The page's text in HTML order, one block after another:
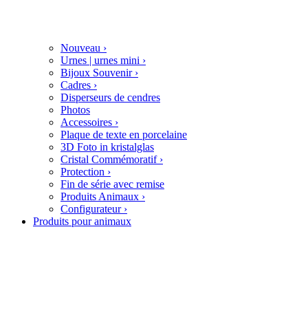
Nouveau ›
Urnes | urnes mini ›
Bijoux Souvenir ›
Cadres ›
Disperseurs de cendres
Photos
Accessoires ›
Plaque de texte en porcelaine
3D Foto in kristalglas
Cristal Commémoratif ›
Protection ›
Fin de série avec remise
Produits Animaux ›
Configurateur ›
Produits pour animaux